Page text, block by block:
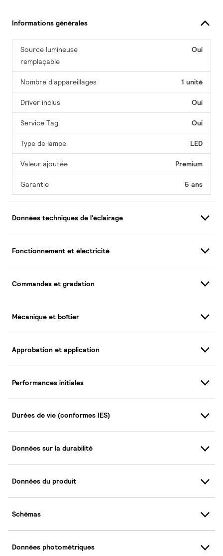
Informations générales
Source lumineuse
remplaçable
Oui
Nombre d'appareillages 1 unité
Driver inclus Oui
Service Tag Oui
Type de lampe LED
Valeur ajoutée Premium
Garantie 5 ans
Données techniques de l'éclairage
Fonctionnement et électricité
Commandes et gradation
Mécanique et boîtier
Approbation et application
Performances initiales
Durées de vie (conformes IES)
Données sur la durabilité
Données du produit
Schémas
Données photométriques